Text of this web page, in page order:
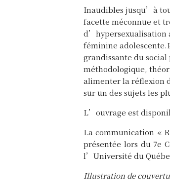
Inaudibles jusqu’à
facette méconnue et
d’hypersexualisation
féminine
grandissante du
méthodologique,
alimenter la réflexion
sur un des sujets les
L’ouvrage est
La communication «
présentée lors du 7e
l’Université du
Illustration de